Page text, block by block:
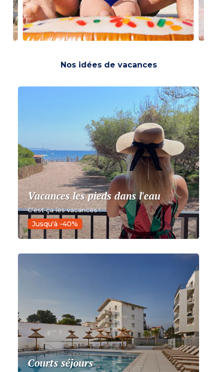
Nos idées de vacances
Vacances les pieds dans l'eau
C'est ça les vacances !
Jusqu'à -40%
Courts séjours